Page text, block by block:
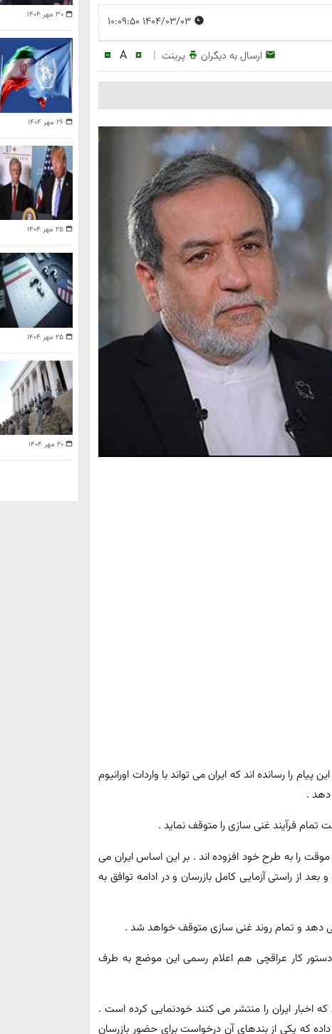
ارسال به دیگران پرینت |
A
پیام را رسانده اند که ایران می تواند با واردات اورانیوم
دهد .
تمام فرآیند غنی سازی را متوقف نماید .
را به طرح خود افزوده اند . بر این اساس ایران می
از راستی آزمایی کامل بازرسان و در ادامه توافق به
می دهد و تمام روند غنی سازی متوقف خواهد شد .
کار عراقچی هم اعلام رسمی این موضع به طرف
ایران را منتشر می کنند خودنمایی کرده است .
که یکی از بندهای آن درخواست برای حضور بازرسان
۳۰ مهر ۱۴۰۴
۲۶ مهر ۱۴۰۴
۲۵ مهر ۱۴۰۴
۲۵ مهر ۱۴۰۴
۲۰ مهر ۱۴۰۴